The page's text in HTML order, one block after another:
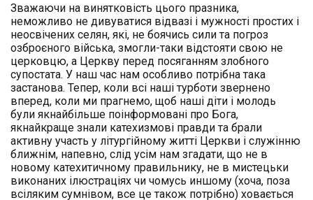
Зважаючи на винятковість цього празника,
неможливо не дивуватися відвазі і мужності простих і
неосвічених селян, які, не боячись сили та погроз
озброєного війська, змогли-таки відстояти свою не
церковцю, а Церкву перед посяганням злобного
супостата. У наш час нам особливо потрібна така
застанова. Тепер, коли всі наші турботи звернено
вперед, коли ми прагнемо, щоб наші діти і молодь
були якнайбільше поінформовані про Бога,
якнайкраще знали катехизмові правди та брали
активну участь у літургійному житті Церкви і служінню
ближнім, напевно, слід усім нам згадати, що не в
новому катехитичному правильнику, не в мистецьки
виконаних ілюстраціях чи чомусь иншому (хоча, поза
всіляким сумнівом, все це також потрібно) ховається